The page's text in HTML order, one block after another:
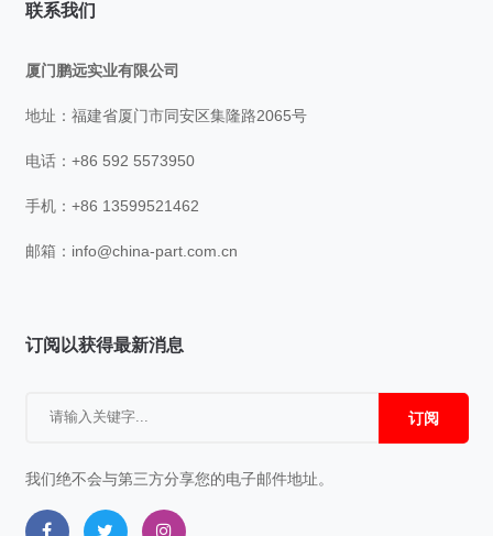
联系我们
厦门鹏远实业有限公司
地址：福建省厦门市同安区集隆路2065号
电话：+86 592 5573950
手机：+86 13599521462
邮箱： info@china-part.com.cn
订阅以获得最新消息
订阅
我们绝不会与第三方分享您的电子邮件地址。